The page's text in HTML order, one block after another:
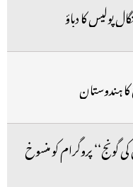
پولیس کا دباؤ
ہندوستان
پروگرام کو منسوخ